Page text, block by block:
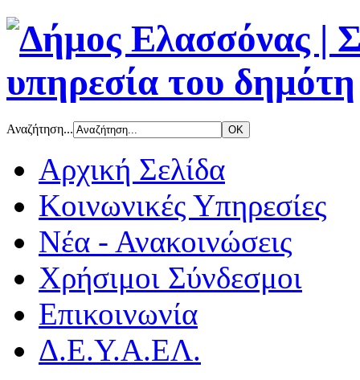
Αναζήτηση...
Αρχική Σελίδα
Κοινωνικές Υπηρεσίες
Νέα - Ανακοινώσεις
Χρήσιμοι Σύνδεσμοι
Επικοινωνία
Δ.Ε.Υ.Α.ΕΛ.